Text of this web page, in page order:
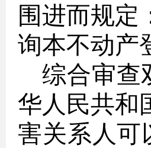
围进而规定
询本不动产
综合审查
华人民共和
害关系人可